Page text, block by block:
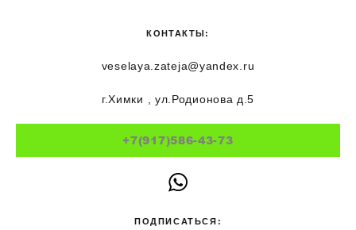
КОНТАКТЫ:
veselaya.zateja@yandex.ru
г.Химки , ул.Родионова д.5
+7(917)586-43-73
ПОДПИСАТЬСЯ: